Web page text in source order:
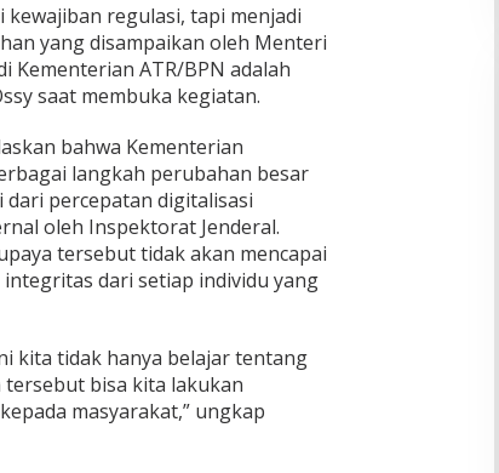
regulasi, tapi menjadi
yang disampaikan oleh Menteri
Kementerian ATR/BPN adalah
saat membuka kegiatan.
bahwa Kementerian
langkah perubahan besar
percepatan digitalisasi
oleh Inspektorat Jenderal.
tersebut tidak akan mencapai
dari setiap individu yang
kita tidak hanya belajar tentang
bisa kita lakukan
masyarakat,” ungkap